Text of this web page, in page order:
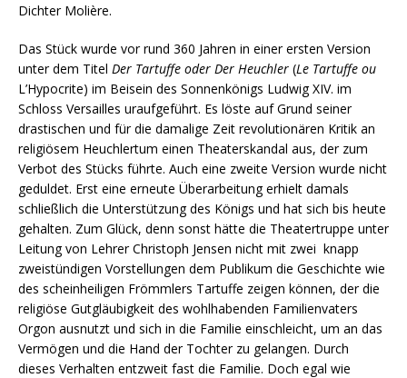
Dichter Molière.
Das Stück wurde vor rund 360 Jahren in einer ersten Version
unter dem Titel Der Tartuffe oder Der Heuchler (Le Tartuffe ou
L’Hypocrite) im Beisein des Sonnenkönigs Ludwig XIV. im
Schloss Versailles uraufgeführt. Es löste auf Grund seiner
drastischen und für die damalige Zeit revolutionären Kritik an
religiösem Heuchlertum einen Theaterskandal aus, der zum
Verbot des Stücks führte. Auch eine zweite Version wurde nicht
geduldet. Erst eine erneute Überarbeitung erhielt damals
schließlich die Unterstützung des Königs und hat sich bis heute
gehalten. Zum Glück, denn sonst hätte die Theatertruppe unter
Leitung von Lehrer Christoph Jensen nicht mit zwei knapp
zweistündigen Vorstellungen dem Publikum die Geschichte wie
des scheinheiligen Frömmlers Tartuffe zeigen können, der die
religiöse Gutgläubigkeit des wohlhabenden Familienvaters
Orgon ausnutzt und sich in die Familie einschleicht, um an das
Vermögen und die Hand der Tochter zu gelangen. Durch
dieses Verhalten entzweit fast die Familie. Doch egal wie